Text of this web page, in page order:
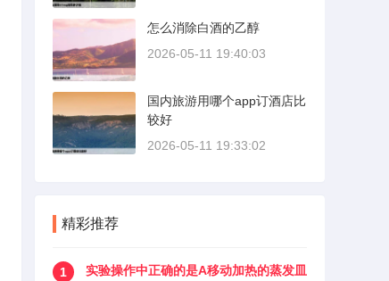
怎么消除白酒的乙醇
2026-05-11 19:40:03
国内旅游用哪个app订酒店比
较好
2026-05-11 19:33:02
精彩推荐
1
实验操作中正确的是A移动加热的蒸发皿